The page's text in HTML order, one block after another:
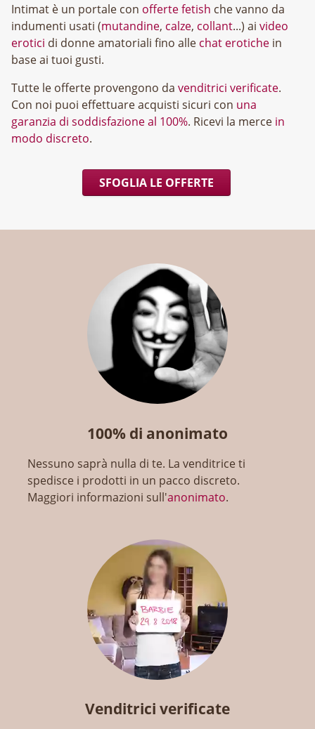
Intimat è un portale con offerte fetish che vanno da
indumenti usati (mutandine, calze, collant...) ai video
erotici di donne amatoriali fino alle chat erotiche in
base ai tuoi gusti.
Tutte le offerte provengono da venditrici verificate.
Con noi puoi effettuare acquisti sicuri con una
garanzia di soddisfazione al 100%. Ricevi la merce in
modo discreto.
SFOGLIA LE OFFERTE
100% di anonimato
Nessuno saprà nulla di te. La venditrice ti
spedisce i prodotti in un pacco discreto.
Maggiori informazioni sull'anonimato.
Venditrici verificate